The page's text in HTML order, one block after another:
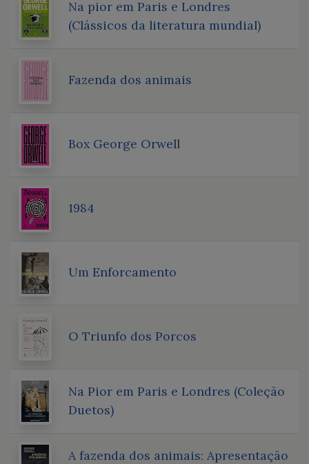
Na pior em Paris e Londres
(Clássicos da literatura mundial)
Fazenda dos animais
Box George Orwell
1984
Um Enforcamento
O Triunfo dos Porcos
Na Pior em Paris e Londres (Coleção
Duetos)
A fazenda dos animais: Apresentação